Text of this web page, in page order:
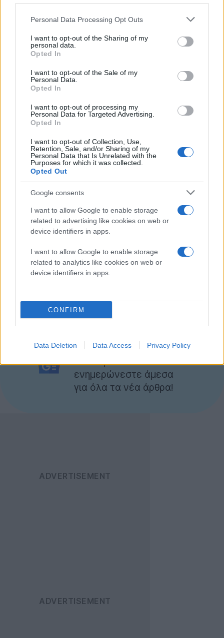
Please note that this website/app uses one or more Google
not limited to your visit or usage behaviour. You may click to
grant or deny consent to Google and its third-party tags to
use your data for below specified purposes in below Google
consent section.
Personal Data Processing Opt Outs
I want to opt-out of the Sharing of my
personal data.
Opted In
I want to opt-out of the Sale of my
Personal Data.
Opted In
I want to opt-out of processing my
Personal Data for Targeted Advertising.
Opted In
I want to opt-out of Collection, Use,
Retention, Sale, and/or Sharing of my
Personal Data that Is Unrelated with the
Purposes for which it was collected.
Opted Out
Google consents
I want to allow Google to enable storage
related to advertising like cookies on web or
device identifiers in apps.
I want to allow Google to enable storage
related to analytics like cookies on web or
device identifiers in apps.
CONFIRM
Data Deletion Data Access Privacy Policy
Ταυτόχρονα με την προβολή της στο φεστιβάλ η
ταινία θα διατεθεί και online, ώντας με αυτόν τον
τρόπο η πρώτη ταινία στην ιστορία του Berlinale που
κυκλοφορεί την ίδια στιγμή έναντι πληρωμής και
δωρεάν.
άλλες ταινίες με τεχνολογικό περιεχομένο όπως τα
' και 'Downloaded' για τη ζωή του
[viaUbergizmo
Techgear.gr στο Google
Newsγια να
ενημερώνεστε άμεσα
για όλα τα νέα άρθρα!